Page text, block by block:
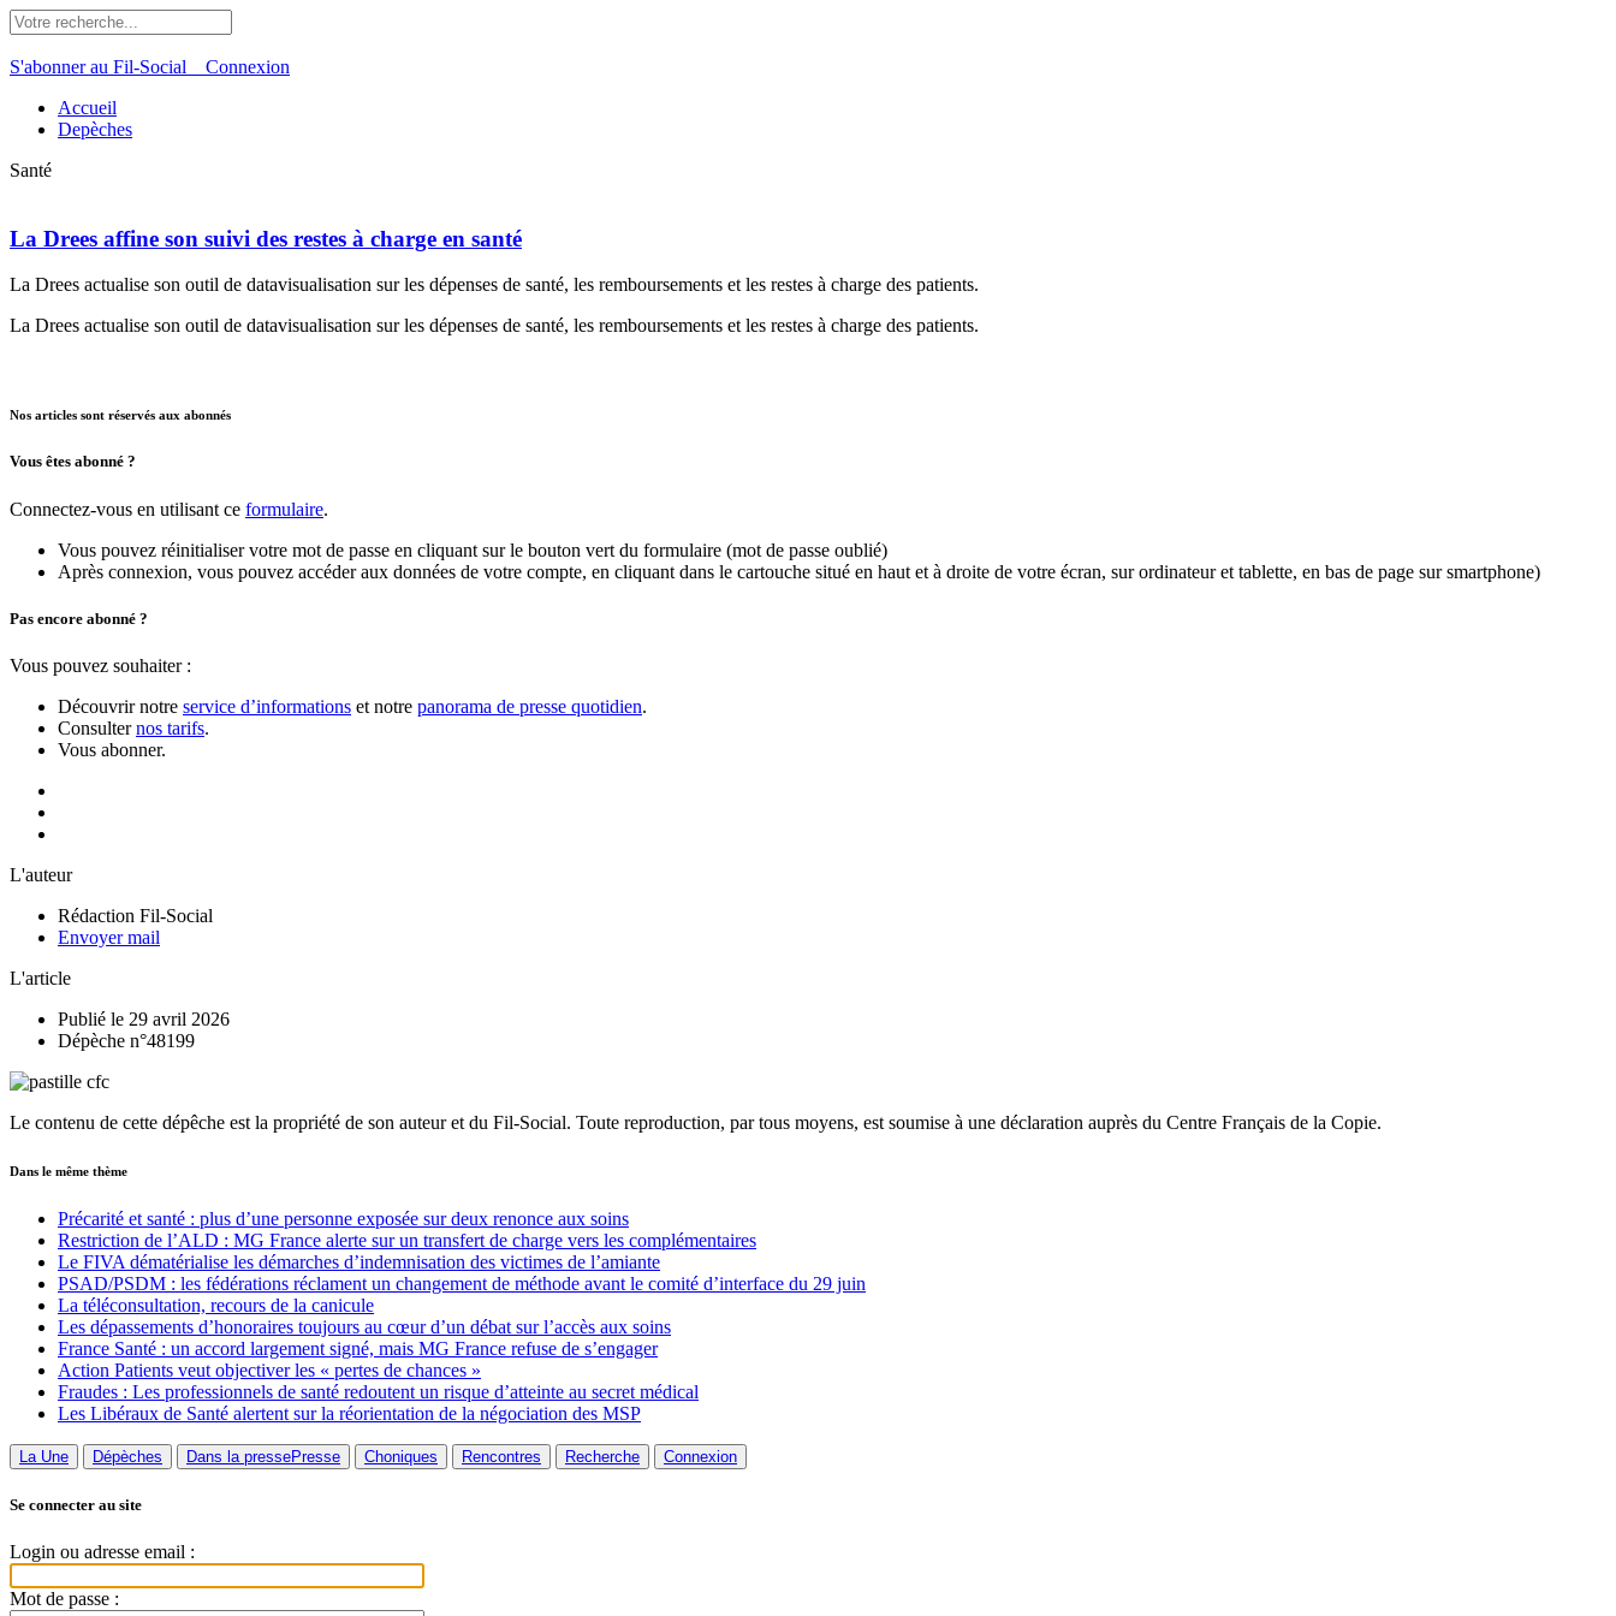
S'abonner au Fil-Social Connexion
Accueil
Depèches
Santé
La Drees affine son suivi des restes à charge en santé
La Drees actualise son outil de datavisualisation sur les dépenses de santé, les remboursements et les restes à charge des patients.
La Drees actualise son outil de datavisualisation sur les dépenses de santé, les remboursements et les restes à charge des patients.
Nos articles sont réservés aux abonnés
Vous êtes abonné ?
Connectez-vous en utilisant ce formulaire.
Vous pouvez réinitialiser votre mot de passe en cliquant sur le bouton vert du formulaire (mot de passe oublié)
Après connexion, vous pouvez accéder aux données de votre compte, en cliquant dans le cartouche situé en haut et à droite de votre écran, sur ordinateur et tablette, en bas de page sur smartphone)
Pas encore abonné ?
Vous pouvez souhaiter :
Découvrir notre service d’informations et notre panorama de presse quotidien.
Consulternos tarifs.
Vous abonner.
L'auteur
Rédaction Fil-Social
Envoyer mail
L'article
Publié le 29 avril 2026
Dépèche n°48199
Le contenu de cette dépêche est la propriété de son auteur et du Fil-Social. Toute reproduction, par tous moyens, est soumise à une déclaration auprès du Centre Français de la Copie.
Dans le même thème
Précarité et santé : plus d’une personne exposée sur deux renonce aux soins
Restriction de l’ALD : MG France alerte sur un transfert de charge vers les complémentaires
Le FIVA dématérialise les démarches d’indemnisation des victimes de l’amiante
PSAD/PSDM : les fédérations réclament un changement de méthode avant le comité d’interface du 29 juin
La téléconsultation, recours de la canicule
Les dépassements d’honoraires toujours au cœur d’un débat sur l’accès aux soins
France Santé : un accord largement signé, mais MG France refuse de s’engager
Action Patients veut objectiver les « pertes de chances »
Fraudes : Les professionnels de santé redoutent un risque d’atteinte au secret médical
Les Libéraux de Santé alertent sur la réorientation de la négociation des MSP
La Une Dépèches Dans la pressePresse Choniques Rencontres Recherche Connexion
Se connecter au site
Login ou adresse email :
Mot de passe :